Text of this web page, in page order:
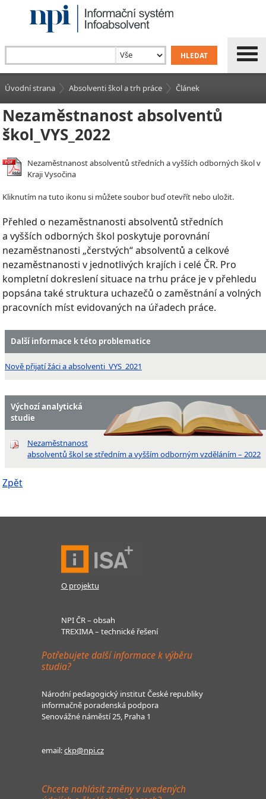
Úvodní strana Absolventi škol a trh práce Článek
Nezaměstnanost absolventů
škol_VYS_2022
Nezaměstnanost absolventů středních a vyšších odborných škol v
Kraji Vysočina
Kliknutím na tuto ikonu si můžete soubor buď otevřít nebo uložit.
Přehled o nezaměstnanosti absolventů středních
a vyšších odborných škol poskytuje porovnání
nezaměstnanosti „čerstvých“ absolventů a celkové
nezaměstnanosti v jednotlivých krajích i celé ČR. Pro
kompletní dokreslení situace na trhu práce je v přehledu
popsána také struktura uchazečů o zaměstnání a volných
pracovních míst evidovaných na úřadech práce.
Další informace k této problematice
Nově přijatí žáci a absolventi_VYS_2021
Výchozí analytická
studie
Nezaměstnanost
absolventů škol se středním a vyšším odborným vzděláním – 2022
Zpět
O projektu
NPI ČR – obsah
TREXIMA – technické řešení
Potřebujete další informace k výběru
studia?
Národní pedagogický institut České republiky
informačně poradenská podpora
Senovážné náměstí 25, Praha 1
email:ckp@npi.cz
Chcete nahlásit změny v uvedených